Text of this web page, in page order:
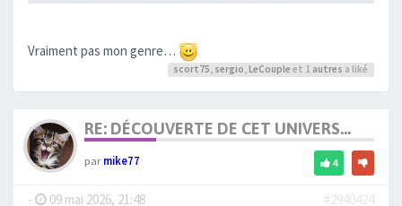
Vraiment pas mon genre…
scort75, sergio, LeCouple et 1 autres a liké
RE: DÉCOUVERTE DE CET UNIVERS...
parmike77 4
- 09 mai 2026, 21:48 #2940424